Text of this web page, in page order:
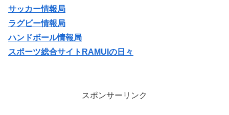
サッカー情報局
ラグビー情報局
ハンドボール情報局
スポーツ総合サイトRAMUIの日々
スポンサーリンク